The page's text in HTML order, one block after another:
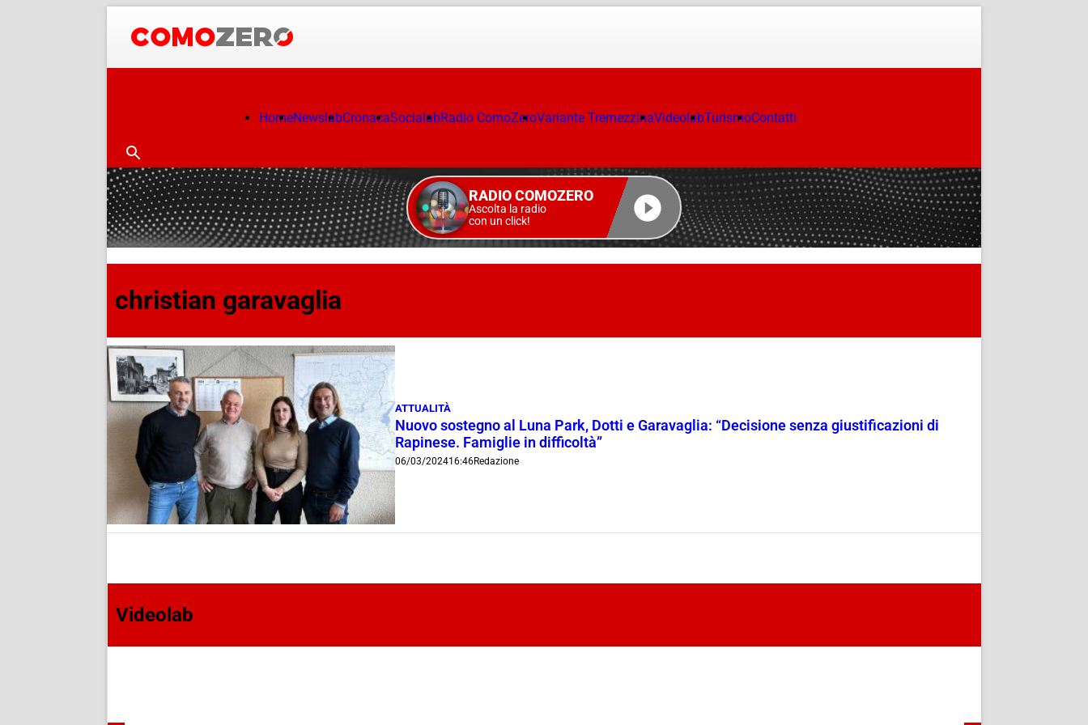
HomeNewslabCronacaSocialabRadio ComoZeroVariante TremezzinaVideolabTurismoContatti
RADIO COMOZERO
Ascolta la radio
con un click!
christian garavaglia
ATTUALITÀ
Nuovo sostegno al Luna Park, Dotti e Garavaglia: “Decisione senza giustificazioni di
Rapinese. Famiglie in difficoltà”
06/03/202416:46Redazione
Videolab